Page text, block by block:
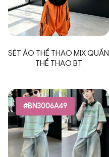
SÉT ÁO THỂ THAO MIX QUẦN
THỂ THAO BT
#BN3006A49